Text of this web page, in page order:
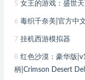
5 女王的游戏：盛世
6 毒织千奈美|官方中
7 挂机西游模拟器
8 红色沙漠：豪华版
柄|Crimson Desert